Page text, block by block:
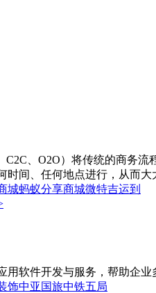
C2C、O2O）将传统的商务
时间、任何地点进行，从而大
城蚂蚁分享商城微特吉运到
用软件开发与服务，帮助企
饰中亚国旅中铁五局